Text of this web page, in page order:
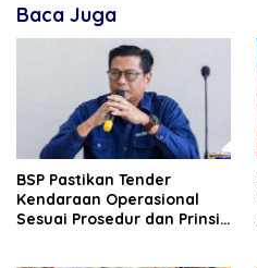
Baca Juga
BSP Pastikan Tender
Kendaraan Operasional
Sesuai Prosedur dan Prinsip